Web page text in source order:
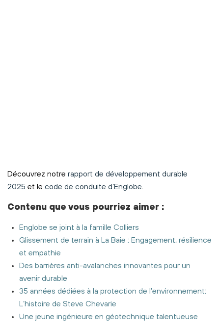
Découvrez notre rapport de développement durable
2025 et le code de conduite d’Englobe.
Contenu que vous pourriez aimer :
Englobe se joint à la famille Colliers
Glissement de terrain à La Baie : Engagement, résilience
et empathie
Des barrières anti-avalanches innovantes pour un
avenir durable
35 années dédiées à la protection de l’environnement:
L’histoire de Steve Chevarie
Une jeune ingénieure en géotechnique talentueuse